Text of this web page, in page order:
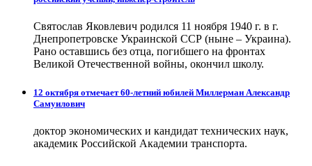
Святослав Яковлевич родился 11 ноября 1940 г. в г.
Днепропетровске Украинской ССР (ныне – Украина).
Рано оставшись без отца, погибшего на фронтах
Великой Отечественной войны, окончил школу.
12 октября отмечает 60-летний юбилей Миллерман Александр
Самуилович
доктор экономических и кандидат технических наук,
академик Российской Академии транспорта.